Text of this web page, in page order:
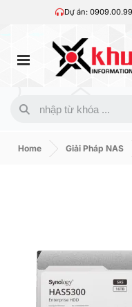
Dự án:
Home Giải Pháp NAS